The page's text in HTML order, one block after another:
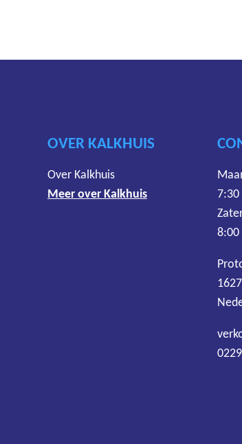
OVER KALKHUIS
Over Kalkhuis
Meer over Kalkhuis
7:30
8:00